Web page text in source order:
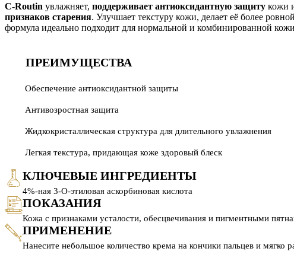
C-Routin увлажняет, поддерживает антиоксидантную защиту кожи
признаков старения. Улучшает текстуру кожи, делает её более
формула идеально подходит для нормальной и комбинированной
ПРЕИМУЩЕСТВА
Обеспечение антиоксидантной защиты
Антивозростная защита
Жидкокристаллическая структура для длительного увлажнения
Легкая текстура, придающая коже здоровый блеск
КЛЮЧЕВЫЕ ИНГРЕДИЕНТЫ
4%-ная 3-О-этиловая аскорбиновая кислота
ПОКАЗАНИЯ
Кожа с признаками усталости, обесцвечивания и пигментными
ПРИМЕНЕНИЕ
Нанесите небольшое количество крема на кончики пальцев и